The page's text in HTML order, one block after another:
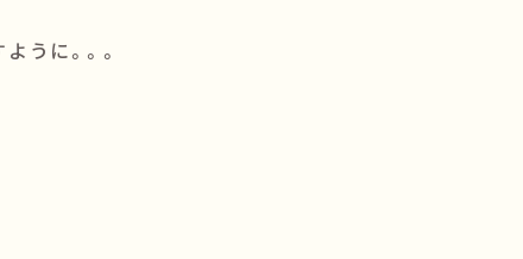
うに。。。